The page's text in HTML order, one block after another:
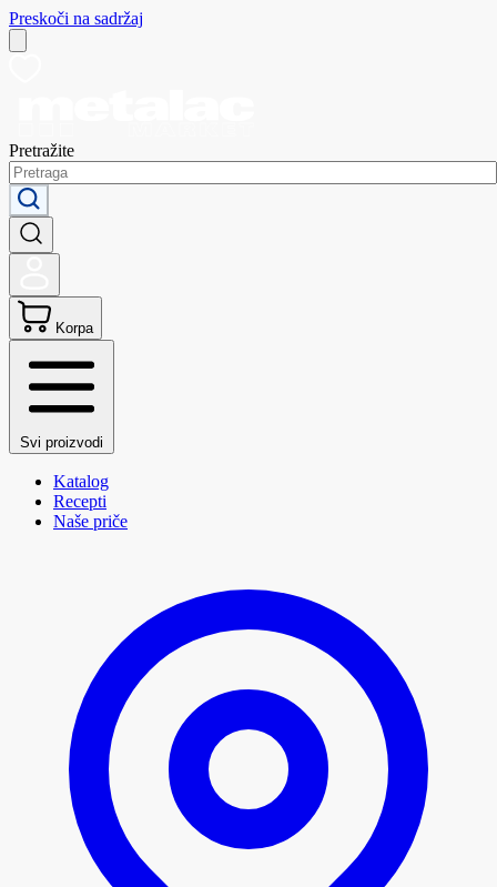
Preskoči na sadržaj
Pretražite
Korpa
Svi proizvodi
Katalog
Recepti
Naše priče